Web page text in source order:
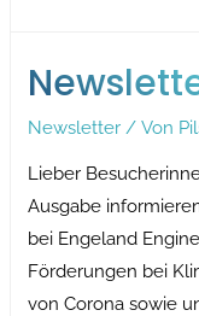
Newsletter / Von
Lieber
Ausgabe
bei Engeland
Förderungen bei
von Corona sowie